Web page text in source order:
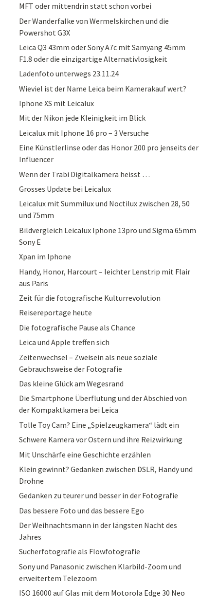
MFT oder mittendrin statt schon vorbei
Der Wanderfalke von Wermelskirchen und die
Powershot G3X
Leica Q3 43mm oder Sony A7c mit Samyang 45mm
F1.8 oder die einzigartige Alternativlosigkeit
Ladenfoto unterwegs 23.11.24
Wieviel ist der Name Leica beim Kamerakauf wert?
Iphone XS mit Leicalux
Mit der Nikon jede Kleinigkeit im Blick
Leicalux mit Iphone 16 pro – 3 Versuche
Eine Künstlerlinse oder das Honor 200 pro jenseits der
Influencer
Wenn der Trabi Digitalkamera heisst …
Grosses Update bei Leicalux
Leicalux mit Summilux und Noctilux zwischen 28, 50
und 75mm
Bildvergleich Leicalux Iphone 13pro und Sigma 65mm
Sony E
Xpan im Iphone
Handy, Honor, Harcourt – leichter Lenstrip mit Flair
aus Paris
Zeit für die fotografische Kulturrevolution
Reisereportage heute
Die fotografische Pause als Chance
Leica und Apple treffen sich
Zeitenwechsel – Zweisein als neue soziale
Gebrauchsweise der Fotografie
Das kleine Glück am Wegesrand
Die Smartphone Überflutung und der Abschied von
der Kompaktkamera bei Leica
Tolle Toy Cam? Eine „Spielzeugkamera“ lädt ein
Schwere Kamera vor Ostern und ihre Reizwirkung
Mit Unschärfe eine Geschichte erzählen
Klein gewinnt? Gedanken zwischen DSLR, Handy und
Drohne
Gedanken zu teurer und besser in der Fotografie
Das bessere Foto und das bessere Ego
Der Weihnachtsmann in der längsten Nacht des
Jahres
Sucherfotografie als Flowfotografie
Sony und Panasonic zwischen Klarbild-Zoom und
erweitertem Telezoom
ISO 16000 auf Glas mit dem Motorola Edge 30 Neo